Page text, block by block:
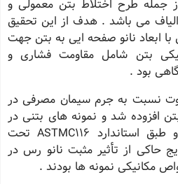
جمله طرح اختلاط بتن معمولی و
می باشد . هدف از این تحقیق
با ابعاد نانو صفحه ایی به بتن جهت
بتن شامل مقاومت فشاری و
بود .
نسبت به جرم سیمان مصرفی در
افزوده شد و نمونه های بتنی در
دو سن عمل آوری شده و طبق استاندارد ASTMC116 تحت
حاکی از تأثیر مثبت نانو رس در
مکانیکی نمونه ها بودند .